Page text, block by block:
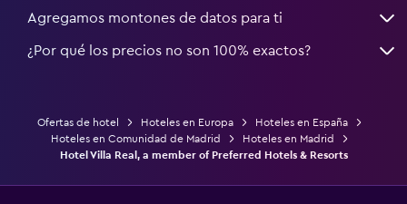
Agregamos montones de datos para ti
¿Por qué los precios no son 100% exactos?
Ofertas de hotel Hoteles en Europa
Hoteles en España
Hoteles en Comunidad de Madrid
Hoteles en Madrid
Hotel Villa Real, a member of Preferred Hotels & Resorts